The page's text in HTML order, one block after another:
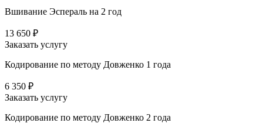
Вшивание Эспераль на 2 год
13 650 ₽
Заказать услугу
Кодирование по методу Довженко 1 года
6 350 ₽
Заказать услугу
Кодирование по методу Довженко 2 года